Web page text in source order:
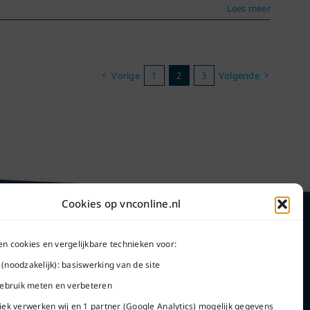
Cookies op vnconline.nl
cookies en vergelijkbare technieken voor:
basiswerking van de site
meten en verbeteren
verwerken wij en 1 partner (Google Analytics) mogelijk gegevens
Lees meer
Vorige 1 2 3 Volgende
Word lid